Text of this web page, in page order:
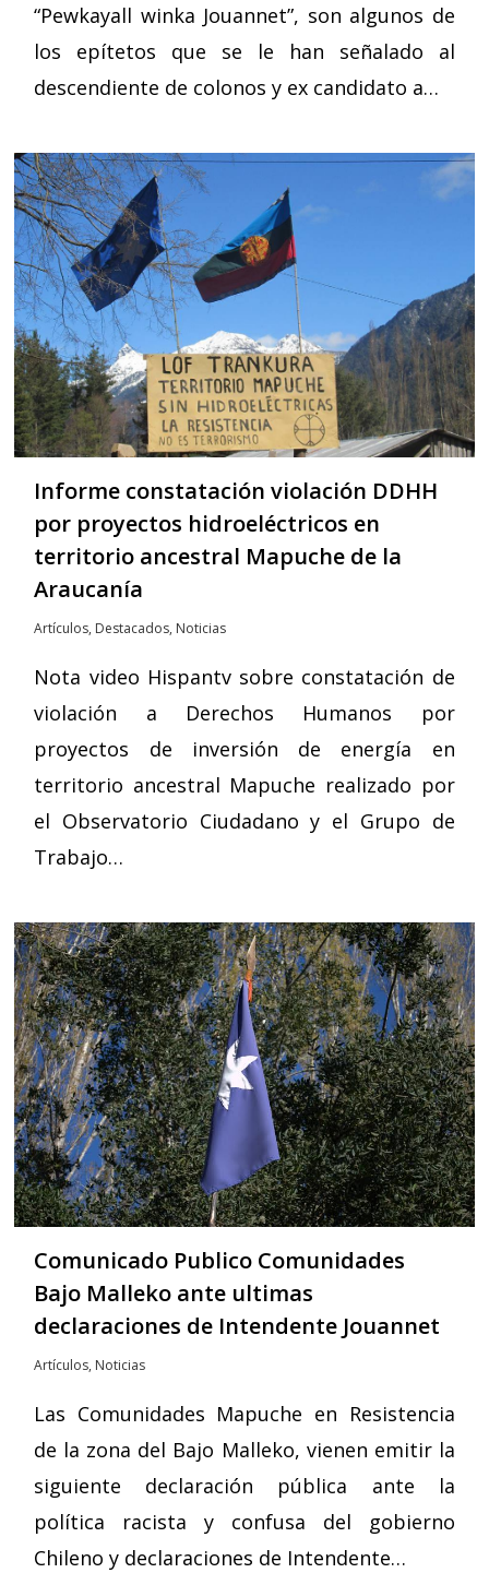
“Pewkayall winka Jouannet”, son algunos de
los epítetos que se le han señalado al
descendiente de colonos y ex candidato a…
Informe constatación violación DDHH
por proyectos hidroeléctricos en
territorio ancestral Mapuche de la
Araucanía
Artículos, Destacados, Noticias
Nota video Hispantv sobre constatación de
violación a Derechos Humanos por
proyectos de inversión de energía en
territorio ancestral Mapuche realizado por
el Observatorio Ciudadano y el Grupo de
Trabajo…
Comunicado Publico Comunidades
Bajo Malleko ante ultimas
declaraciones de Intendente Jouannet
Artículos, Noticias
Las Comunidades Mapuche en Resistencia
de la zona del Bajo Malleko, vienen emitir la
siguiente declaración pública ante la
política racista y confusa del gobierno
Chileno y declaraciones de Intendente…